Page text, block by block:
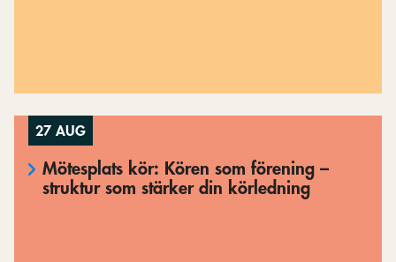
27 AUG
Mötesplats kör: Kören som förening –
struktur som stärker din körledning